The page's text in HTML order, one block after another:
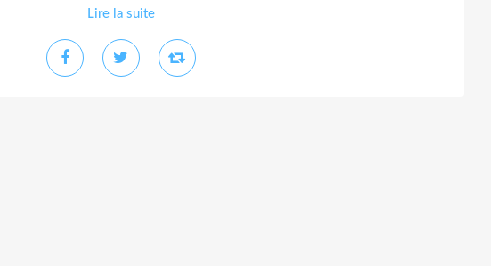
Lire la suite